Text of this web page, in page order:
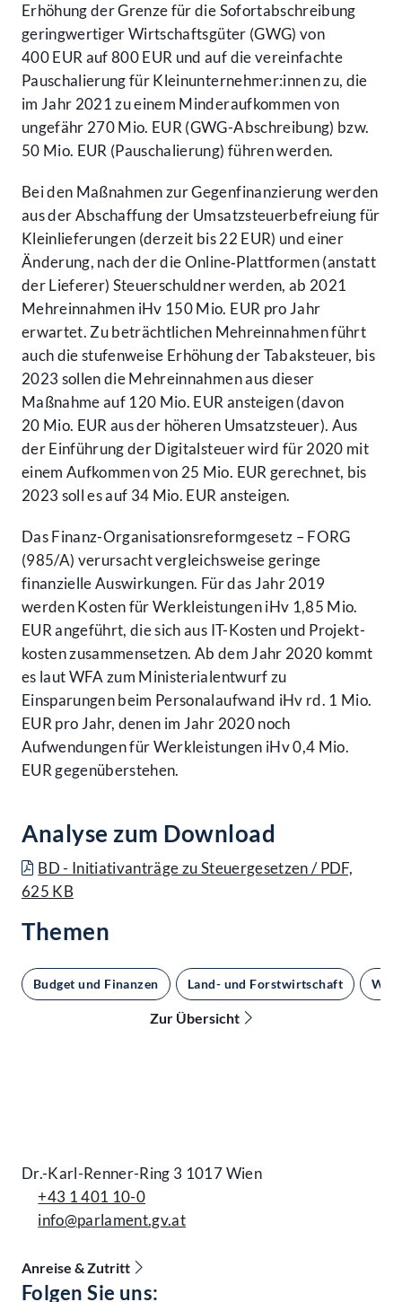
Accessibility Menu anzeigen
Erhöhung der Grenze für die Sofort­abschreibung
gering­wertiger Wirtschafts­güter (GWG) von
400 EUR auf 800 EUR und auf die vereinfachte
Pauschalierung für Klein­unternehmer:innen zu, die
im Jahr 2021 zu einem Minder­aufkommen von
ungefähr 270 Mio. EUR (GWG-Abschreibung) bzw.
50 Mio. EUR (Pauschalierung) führen werden.
Bei den Maßnahmen zur Gegen­finanzierung werden
aus der Abschaffung der Umsatz­steuer­befreiung für
Klein­lieferungen (derzeit bis 22 EUR) und einer
Änderung, nach der die Online‑Plattformen (anstatt
der Lieferer) Steuer­schuldner werden, ab 2021
Mehr­einnahmen iHv 150 Mio. EUR pro Jahr
erwartet. Zu beträchtlichen Mehr­einnahmen führt
auch die stufenweise Erhöhung der Tabak­steuer, bis
2023 sollen die Mehr­einnahmen aus dieser
Maßnahme auf 120 Mio. EUR ansteigen (davon
20 Mio. EUR aus der höheren Umsatz­steuer). Aus
der Einführung der Digital­steuer wird für 2020 mit
einem Aufkommen von 25 Mio. EUR gerechnet, bis
2023 soll es auf 34 Mio. EUR ansteigen.
Das Finanz-Organisations­reform­gesetz – FORG
(985/A) verursacht vergleichsweise geringe
finanzielle Auswirkungen. Für das Jahr 2019
werden Kosten für Werk­leistungen iHv 1,85 Mio.
EUR angeführt, die sich aus IT-Kosten und Projekt­
kosten zusammen­setzen. Ab dem Jahr 2020 kommt
es laut WFA zum Ministerial­entwurf zu
Einsparungen beim Personal­aufwand iHv rd. 1 Mio.
EUR pro Jahr, denen im Jahr 2020 noch
Aufwendungen für Werkleistungen iHv 0,4 Mio.
EUR gegen­über­stehen.
Analyse zum Download
BD - Initiativanträge zu Steuergesetzen / PDF,
625 KB
Themen
Budget und Finanzen Land- und Forstwirtschaft
Zur Übersicht
Dr.-Karl-Renner-Ring 3 1017 Wien
+43 1 401 10-0
info@parlament.gv.at
Anreise & Zutritt
Folgen Sie uns: